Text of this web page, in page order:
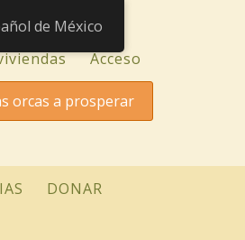
Acceso
orcas a prosperar
DONAR
de México